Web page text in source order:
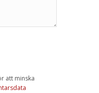
att minska